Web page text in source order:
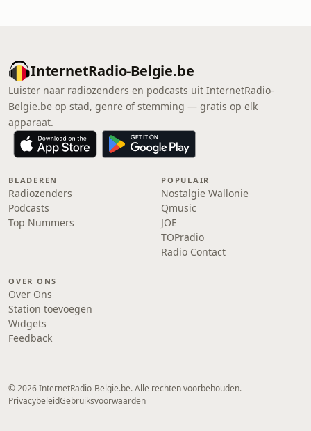
InternetRadio-Belgie.be
Luister naar radiozenders en podcasts uit InternetRadio-
Belgie.be op stad, genre of stemming — gratis op elk
apparaat.
BLADEREN
Radiozenders
Podcasts
Top Nummers
POPULAIR
Nostalgie Wallonie
Qmusic
JOE
TOPradio
Radio Contact
OVER ONS
Over Ons
Station toevoegen
Widgets
Feedback
© 2026 InternetRadio-Belgie.be. Alle rechten voorbehouden.
PrivacybeleidGebruiksvoorwaarden